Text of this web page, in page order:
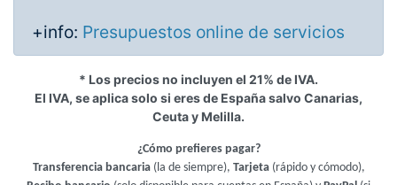
+info: Presupuestos online de servicios
* Los precios no incluyen el 21% de IVA.
El IVA, se aplica solo si eres de España salvo Canarias,
Ceuta y Melilla.
¿Cómo prefieres pagar?
Transferencia bancaria(la de siempre), Tarjeta(rápido y cómodo),